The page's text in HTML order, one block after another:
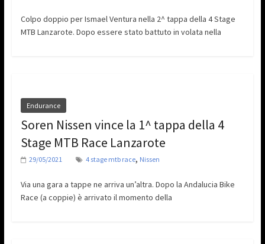
Colpo doppio per Ismael Ventura nella 2^ tappa della 4 Stage
MTB Lanzarote. Dopo essere stato battuto in volata nella
Endurance
Soren Nissen vince la 1^ tappa della 4
Stage MTB Race Lanzarote
29/05/2021 4 stage mtb race, Nissen
Via una gara a tappe ne arriva un’altra. Dopo la Andalucia Bike
Race (a coppie) è arrivato il momento della